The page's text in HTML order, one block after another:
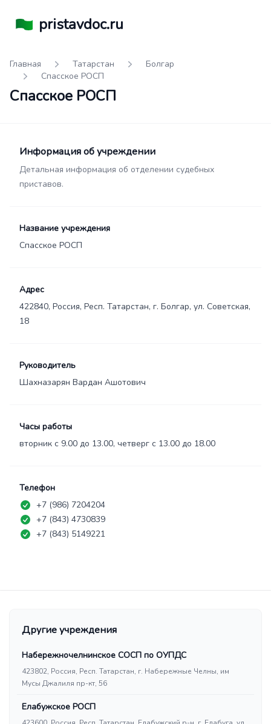
pristavdoc.ru
Главная Татарстан
Болгар
Спасское РОСП
Спасское РОСП
Информация об учреждении
Детальная информация об отделении судебных
приставов.
Название учреждения
Спасское РОСП
Адрес
422840, Россия, Респ. Татарстан, г. Болгар, ул. Советская,
18
Руководитель
Шахназарян Вардан Ашотович
Часы работы
вторник с 9.00 до 13.00, четверг с 13.00 до 18.00
Телефон
+7 (986) 7204204
+7 (843) 4730839
+7 (843) 5149221
Другие учреждения
Набережночелнинское СОСП по ОУПДС
423802, Россия, Респ. Татарстан, г. Набережные Челны, им
Мусы Джалиля пр-кт, 56
Елабужское РОСП